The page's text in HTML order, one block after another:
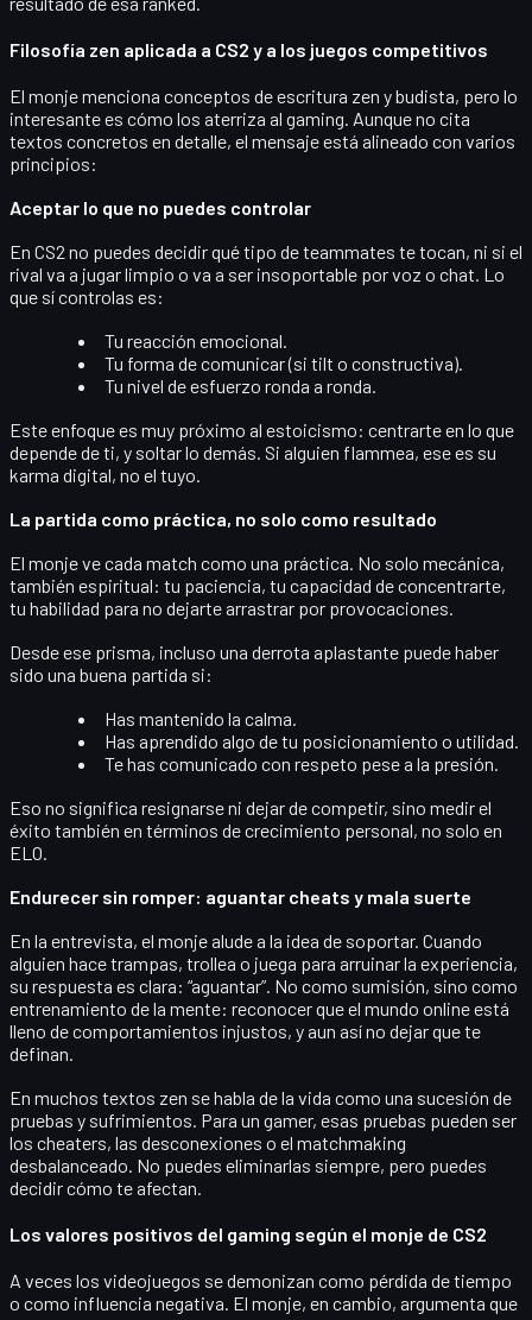
Filosofía zen aplicada a CS2 y a los juegos competitivos
El monje menciona conceptos de escritura zen y budista, pero lo
interesante es cómo los aterriza al gaming. Aunque no cita
textos concretos en detalle, el mensaje está alineado con varios
principios:
Aceptar lo que no puedes controlar
En CS2 no puedes decidir qué tipo de teammates te tocan, ni si el
rival va a jugar limpio o va a ser insoportable por voz o chat. Lo
que sí controlas es:
Tu reacción emocional.
Tu forma de comunicar(si tilt o constructiva).
Tu nivel de esfuerzo ronda a ronda.
Este enfoque es muy próximo al estoicismo: centrarte en lo que
depende de ti, y soltar lo demás. Si alguien flammea, ese es su
karma digital, no el tuyo.
La partida como práctica, no solo como resultado
El monje ve cada match como una práctica. No solo mecánica,
también espiritual: tu paciencia, tu capacidad de concentrarte,
tu habilidad para no dejarte arrastrar por provocaciones.
Desde ese prisma, incluso una derrota aplastante puede haber
sido una buena partida si:
Has mantenido la calma.
Has aprendido algo de tu posicionamiento o utilidad.
Te has comunicado con respeto pese a la presión.
Eso no significa resignarse ni dejar de competir, sino medir el
éxito también en términos decrecimiento personal, no solo en
ELO.
Endurecer sin romper: aguantar cheats y mala suerte
En la entrevista, el monje alude a la idea de soportar. Cuando
alguien hace trampas, trollea o juega para arruinar la experiencia,
su respuesta es clara: “aguantar”. No como sumisión, sino como
entrenamiento de la mente: reconocer que el mundo online está
lleno de comportamientos injustos, y aun asíno dejar que te
definan.
En muchos textos zen se habla de la vida como una sucesión de
pruebas y sufrimientos. Para un gamer, esas pruebas pueden ser
los cheaters, las desconexiones o el matchmaking
desbalanceado. No puedes eliminarlas siempre, pero puedes
decidir cómo te afectan.
Los valores positivos del gaming según el monje de CS2
A veces los videojuegos se demonizan como pérdida de tiempo
o como influencia negativa. El monje, en cambio, argumenta que